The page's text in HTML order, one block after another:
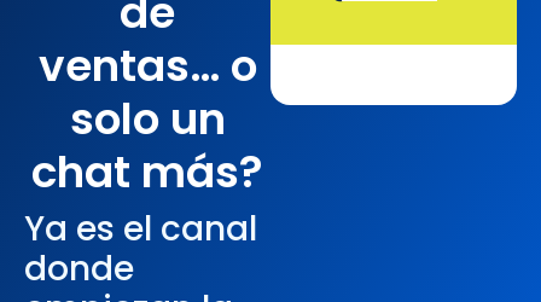
ventas… o
solo un
chat más?
Ya es el canal
donde